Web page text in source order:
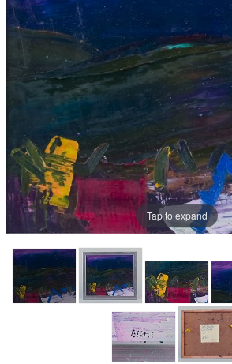
Tap to expand